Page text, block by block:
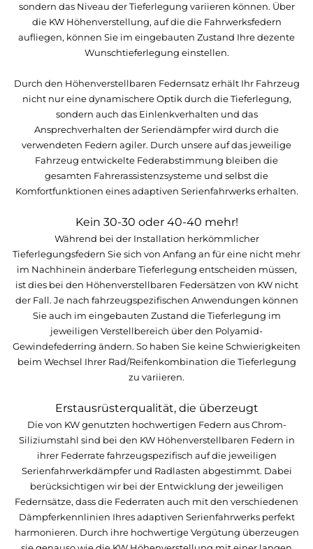
sondern das Niveau der Tieferlegung variieren können. Über
die KW Höhenverstellung, auf die die Fahrwerksfedern
aufliegen, können Sie im eingebauten Zustand Ihre dezente
Wunschtieferlegung einstellen.
Durch den Höhenverstellbaren Federnsatz erhält Ihr Fahrzeug
nicht nur eine dynamischere Optik durch die Tieferlegung,
sondern auch das Einlenkverhalten und das
Ansprechverhalten der Seriendämpfer wird durch die
verwendeten Federn agiler. Durch unsere auf das jeweilige
Fahrzeug entwickelte Federabstimmung bleiben die
gesamten Fahrerassistenzsysteme und selbst die
Komfortfunktionen eines adaptiven Serienfahrwerks erhalten.
Kein 30-30 oder 40-40 mehr!
Während bei der Installation herkömmlicher
Tieferlegungsfedern Sie sich von Anfang an für eine nicht mehr
im Nachhinein änderbare Tieferlegung entscheiden müssen,
ist dies bei den Höhenverstellbaren Federsätzen von KW nicht
der Fall. Je nach fahrzeugspezifischen Anwendungen können
Sie auch im eingebauten Zustand die Tieferlegung im
jeweiligen Verstellbereich über den Polyamid-
Gewindefederring ändern. So haben Sie keine Schwierigkeiten
beim Wechsel Ihrer Rad/Reifenkombination die Tieferlegung
zu variieren.
Erstausrüsterqualität, die überzeugt
Die von KW genutzten hochwertigen Federn aus Chrom-
Siliziumstahl sind bei den KW Höhenverstellbaren Federn in
ihrer Federrate fahrzeugspezifisch auf die jeweiligen
Serienfahrwerkdämpfer und Radlasten abgestimmt. Dabei
berücksichtigen wir bei der Entwicklung der jeweiligen
Federnsätze, dass die Federraten auch mit den verschiedenen
Dämpferkennlinien Ihres adaptiven Serienfahrwerks perfekt
harmonieren. Durch ihre hochwertige Vergütung überzeugen